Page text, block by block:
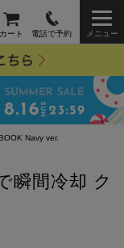
カート 電話で予約 メニュー
Navy ver.
瞬間冷却 ク